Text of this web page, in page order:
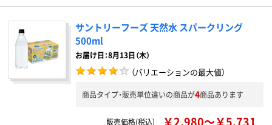
サントリーフーズ 天然水 スパークリング
500ml
お届け日：8月13日（木）
（バリエーションの最大値）
商品タイプ・販売単位違いの商品が4商品あります
販売価格(税込) ￥2,980～￥5,731